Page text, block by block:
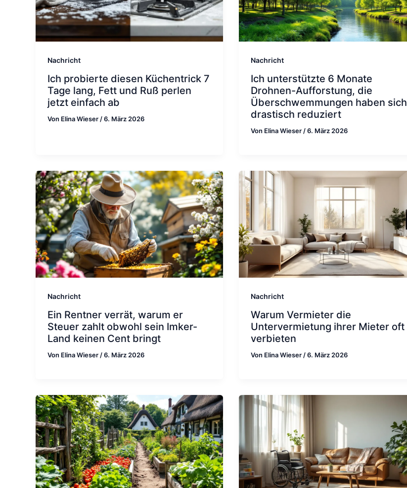
Nachricht
Ich probierte diesen Küchentrick 7
Tage lang, Fett und Ruß perlen
jetzt einfach ab
Von Elina Wieser/6. März 2026
Nachricht
Ich unterstützte 6 Monate
Drohnen-Aufforstung, die
Überschwemmungen haben sich
drastisch reduziert
Von Elina Wieser/6. März 2026
Nachricht
Ein Rentner verrät, warum er
Steuer zahlt obwohl sein Imker-
Land keinen Cent bringt
Von Elina Wieser /6. März 2026
Nachricht
Warum Vermieter die
Untervermietung ihrer Mieter oft
verbieten
Von Elina Wieser /6. März 2026